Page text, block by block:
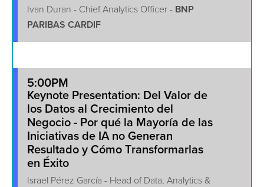
Ivan Duran - Chief Analytics Officer - BNP
PARIBAS CARDIF
5:00PM
Keynote Presentation: Del Valor de
los Datos al Crecimiento del
Negocio - Por qué la Mayoría de las
Iniciativas de IA no Generan
Resultado y Cómo Transformarlas
en Éxito
Israel Pérez García - Head of Data, Analytics &